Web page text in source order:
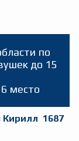
по
до 15
место
Кирилл 1687